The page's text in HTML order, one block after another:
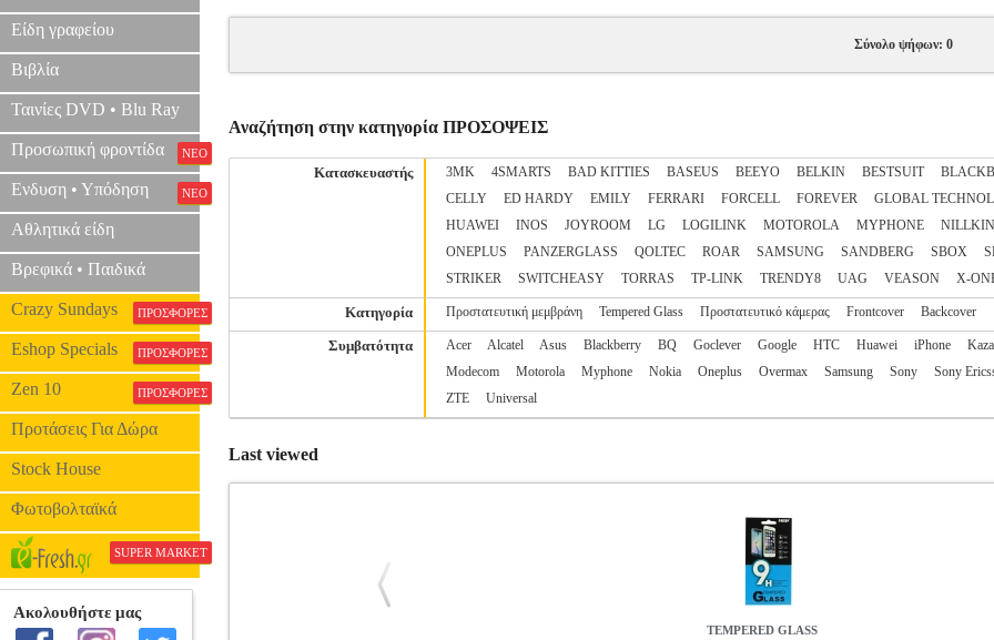
Είδη γραφείου
Βιβλία
Ταινίες DVD • Blu Ray
Προσωπική φροντίδα ΝΕΟ
Ενδυση • Υπόδηση ΝΕΟ
Αθλητικά είδη
Βρεφικά • Παιδικά
Crazy Sundays ΠΡΟΣΦΟΡΕΣ
Eshop Specials ΠΡΟΣΦΟΡΕΣ
Zen 10 ΠΡΟΣΦΟΡΕΣ
Προτάσεις Για Δώρα
Stock House
Φωτοβολταϊκά
SUPER MARKET
Σύνολο ψήφων: 0
Αναζήτηση στην κατηγορία ΠΡΟΣΟΨΕΙΣ
Κατασκευαστής 3MK 4SMARTS BAD KITTIES BASEUS BEEYO BELKIN BESTSUIT
CELLY
ED HARDY EMILY FERRARI FORCELL FOREVER GLOBAL
HUAWEI
INOS JOYROOM LG LOGILINK MOTOROLA MYPHONE NILLKIN
ONEPLUS
PANZERGLASS QOLTEC ROAR SAMSUNG SANDBERG SBOX
STRIKER
SWITCHEASY TORRAS TP-LINK TRENDY8 UAG VEASON X-
Κατηγορία Προστατευτική μεμβράνη Tempered Glass Προστατευτικό κάμερας Frontcover Backcover
Συμβατότητα Acer Alcatel Asus Blackberry BQ Goclever Google HTC Huawei iPhone
Modecom
Motorola Myphone Nokia Oneplus Overmax Samsung Sony Sony
ZTE
Universal
Last viewed
TEMPERED GLASS